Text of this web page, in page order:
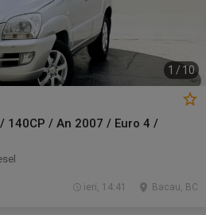
1 / 10
140CP / An 2007 / Euro 4 /
Bacau, BC
ieri, 14:41